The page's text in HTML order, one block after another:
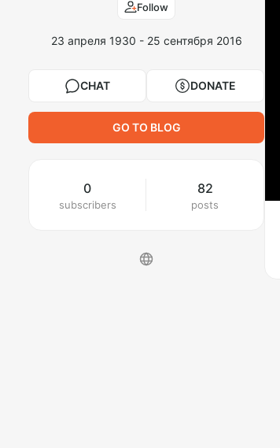
Follow
23 апреля 1930 - 25 сентября 2016
CHAT DONATE
GO TO BLOG
0
subscribers
82
posts